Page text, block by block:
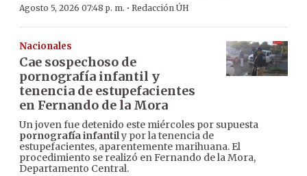
Agosto 5, 2026 07:48 p. m. · Redacción ÚH
Nacionales
Cae sospechoso de
pornografía infantil y
tenencia de estupefacientes
en Fernando de la Mora
Un joven fue detenido este miércoles por supuesta
pornografía infantily por la tenencia de
estupefacientes, aparentemente marihuana. El
procedimiento se realizó en Fernando de la Mora,
Departamento Central.